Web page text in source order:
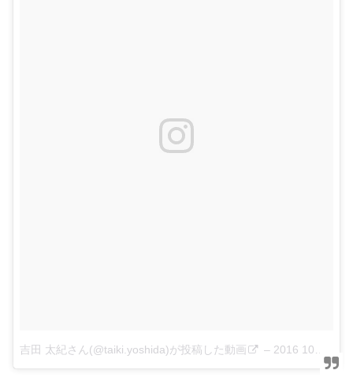
吉田 太紀さん(@taiki.yoshida)が投稿した動画 – 2016 10月 18 5:24午前 PDT